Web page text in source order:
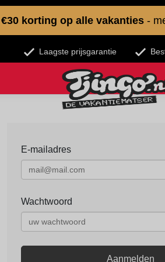
€30 korting op alle vakanties -
Laagste prijsgarantie
E-mailadres
Wachtwoord
Aanmelden